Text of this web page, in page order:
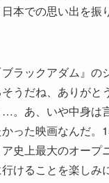
本での思い出を振
ラックアダム』
うだね、ありがと
。あ、いや中身は
った映画なんだ。
史上最大のオー
けることを楽しみ